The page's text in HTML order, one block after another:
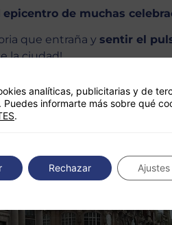
epicentro de muchas
que entraña y sentir el
la ciudad!
analíticas, publicitarias y de
Puedes informarte más sobre qué
.
Rechazar Ajustes